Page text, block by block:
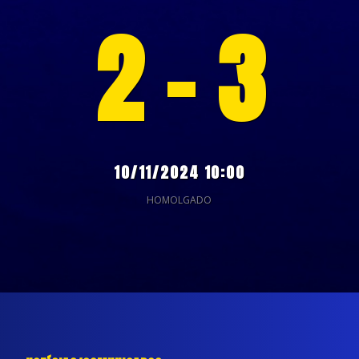
2 - 3
10/11/2024 10:00
HOMOLGADO